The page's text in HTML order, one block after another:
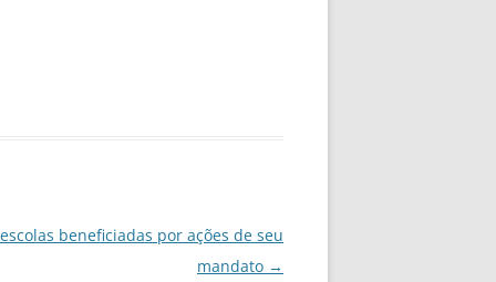
beneficiadas por ações de seu
mandato →